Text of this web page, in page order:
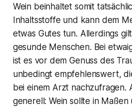
Wein beinhaltet somit
Inhaltsstoffe und kann dem
etwas Gutes tun. Allerdings
gesunde Menschen. Bei
ist es vor dem Genuss des
unbedingt empfehlenswert,
bei einem Arzt nachzufragen.
generell: Wein sollte in